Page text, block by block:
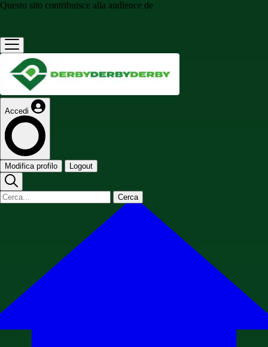
Questo sito contribuisce alla audience de
Accedi
Modifica profilo Logout
Cerca